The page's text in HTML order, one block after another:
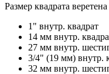
Размер квадрата
1" внутр. квадрат
14 мм внутр.
27 мм внутр.
3/4" (19 мм) внутр.
32 мм внутр.